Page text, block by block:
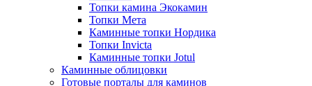
Топки камина Экокамин
Топки Мета
Каминные топки Нордика
Топки Invicta
Каминные топки Jotul
Каминные облицовки
Готовые порталы для каминов